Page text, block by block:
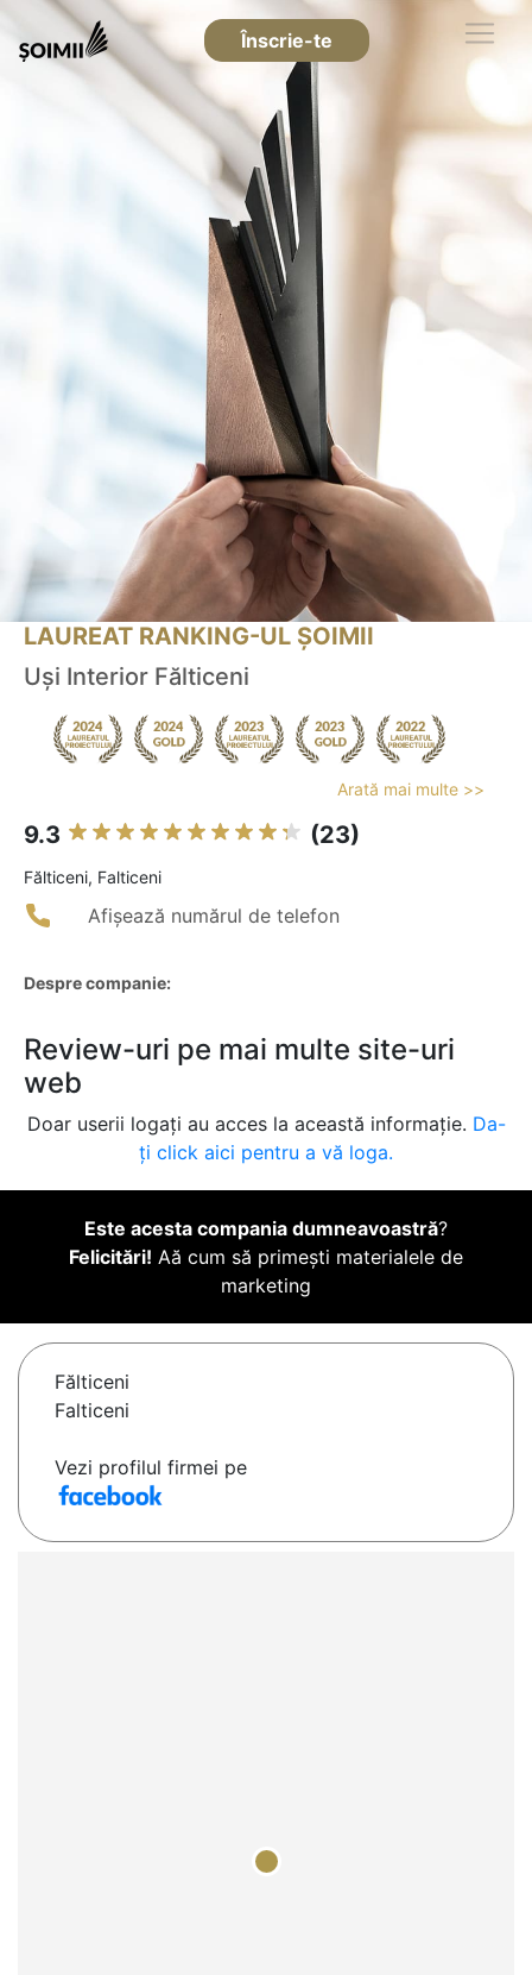
Înscrie-te
LAUREAT RANKING-UL ȘOIMII
Uși Interior Fălticeni
Arată mai multe >>
9.3 (23)
Fălticeni, Falticeni
Afișează numărul de telefon
Despre companie:
Review-uri pe mai multe site-uri
web
Doar userii logați au acces la această informație. Da-
ți click aici pentru a vă loga.
Este acesta compania dumneavoastră?
Felicitări! Aă cum să primești materialele de
marketing
Fălticeni
Falticeni
Vezi profilul firmei pe